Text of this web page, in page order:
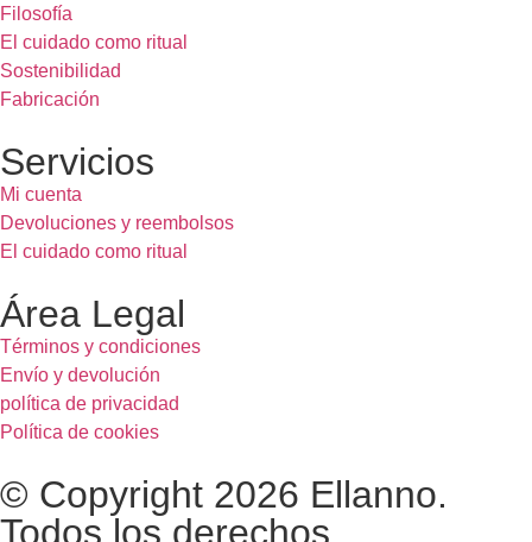
Filosofía
El cuidado como ritual
Sostenibilidad
Fabricación
Servicios
Mi cuenta
Devoluciones y reembolsos
El cuidado como ritual
Área Legal
Términos y condiciones
Envío y devolución
política de privacidad
Política de cookies
© Copyright 2026 Ellanno.
Todos los derechos